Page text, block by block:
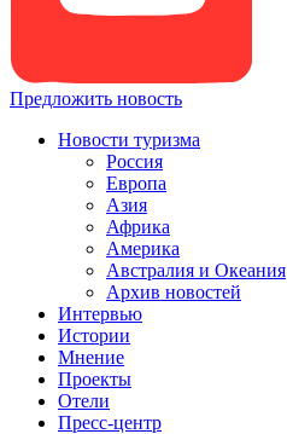
Предложить новость
Новости туризма
Россия
Европа
Азия
Африка
Америка
Австралия и Океания
Архив новостей
Интервью
Истории
Мнение
Проекты
Отели
Пресс-центр